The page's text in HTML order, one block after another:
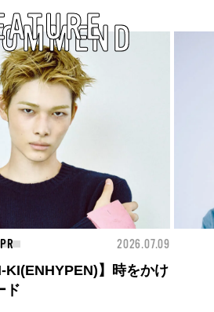
2026.07.09
らにあか抜け。N.（エヌ
イリングアイテムで作る